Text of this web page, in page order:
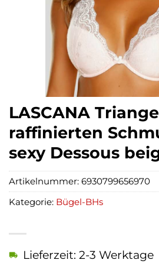
LASCANA
raffinierten
sexy Dessous
Lieferzeit: 2-3 Werktage
Artikelnummer: 6930799656970
Kategorie: Bügel-BHs